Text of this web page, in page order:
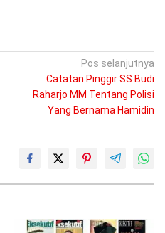
Pos selanjutnya
Catatan Pinggir SS Budi
Raharjo MM Tentang Polisi
Yang Bernama Hamidin